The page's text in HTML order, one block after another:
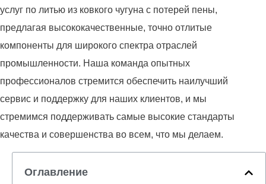
услуг по литью из ковкого чугуна с потерей пены,
предлагая высококачественные, точно отлитые
компоненты для широкого спектра отраслей
промышленности. Наша команда опытных
профессионалов стремится обеспечить наилучший
сервис и поддержку для наших клиентов, и мы
стремимся поддерживать самые высокие стандарты
качества и совершенства во всем, что мы делаем.
Оглавление